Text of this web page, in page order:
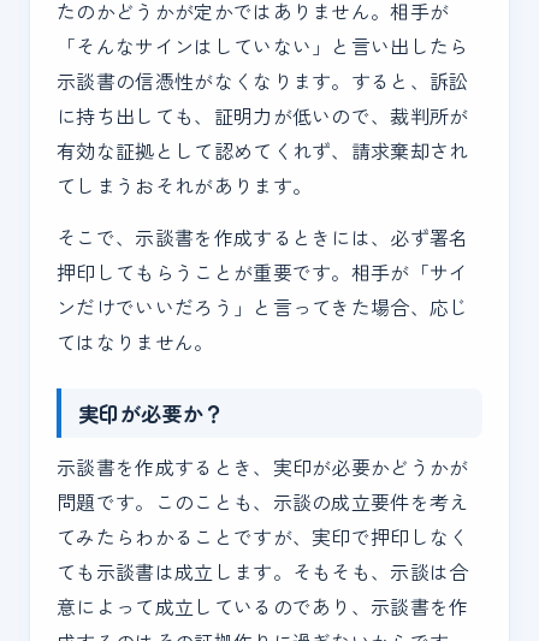
たのかどうかが定かではありません。相手が
「そんなサインはしていない」と言い出したら
示談書の信憑性がなくなります。すると、訴訟
に持ち出しても、証明力が低いので、裁判所が
有効な証拠として認めてくれず、請求棄却され
てしまうおそれがあります。
そこで、示談書を作成するときには、必ず署名
押印してもらうことが重要です。相手が「サイ
ンだけでいいだろう」と言ってきた場合、応じ
てはなりません。
実印が必要か？
示談書を作成するとき、実印が必要かどうかが
問題です。このことも、示談の成立要件を考え
てみたらわかることですが、実印で押印しなく
ても示談書は成立します。そもそも、示談は合
意によって成立しているのであり、示談書を作